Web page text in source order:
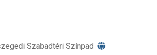
Szabadtéri Színpad